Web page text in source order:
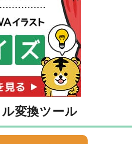
変換ツール